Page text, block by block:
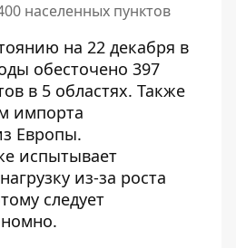
населенных пунктов
на 22 декабря в
обесточено 397
в 5 областях. Также
импорта
Европы.
испытывает
из-за роста
следует